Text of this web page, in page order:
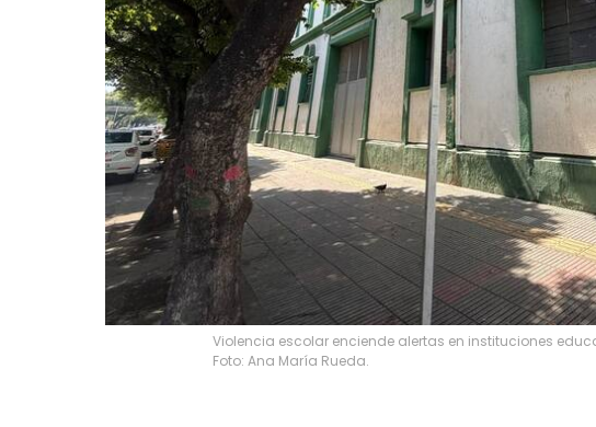
Violencia escolar enciende alertas en instituciones
Foto: Ana María Rueda.